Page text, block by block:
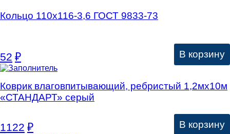
Кольцо 110х116-3,6 ГОСТ 9833-73
52 ₽ В корзину
Коврик влаговпитывающий, ребристый 1,2мх10м
«СТАНДАРТ» серый
1122 ₽ В корзину